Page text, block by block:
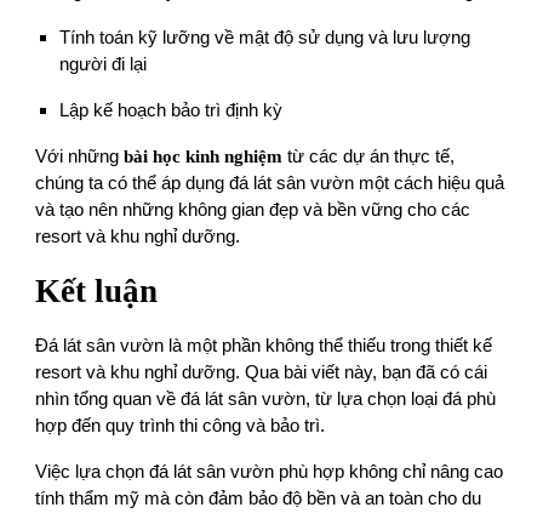
Tính toán kỹ lưỡng về mật độ sử dụng và lưu lượng
người đi lại
Lập kế hoạch bảo trì định kỳ
Với nhữngbài học kinh nghiệm từ các dự án thực tế,
chúng ta có thể áp dụng đá lát sân vườn một cách hiệu quả
và tạo nên những không gian đẹp và bền vững cho các
resort và khu nghỉ dưỡng.
Kết luận
Đá lát sân vườn là một phần không thể thiếu trong thiết kế
resort và khu nghỉ dưỡng. Qua bài viết này, bạn đã có cái
nhìn tổng quan về đá lát sân vườn, từ lựa chọn loại đá phù
hợp đến quy trình thi công và bảo trì.
Việc lựa chọn đá lát sân vườn phù hợp không chỉ nâng cao
tính thẩm mỹ mà còn đảm bảo độ bền và an toàn cho du